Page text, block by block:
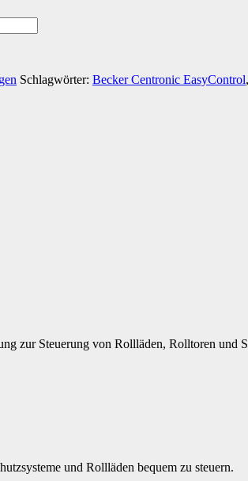
Schlagwörter: Becker Centronic EasyControl,
zur Steuerung von Rollläden, Rolltoren und
und Rollläden bequem zu steuern.